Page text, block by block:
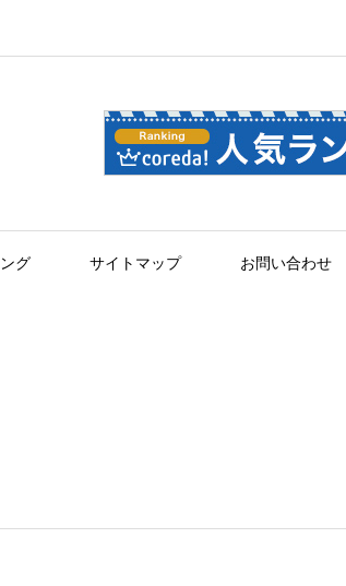
グ サイトマップ お問い合わせ